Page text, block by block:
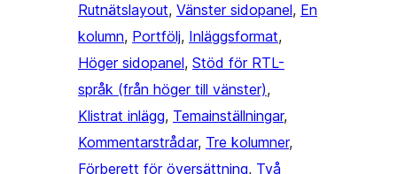
Rutnätslayout, Vänster sidopanel, En
kolumn, Portfölj, Inläggsformat
Höger sidopanel, Stöd för RTL-
språk (från höger till vänster)
Klistrat inlägg, Temainställningar
Kommentarstrådar, Tre kolumner
Förberett för översättning, Två